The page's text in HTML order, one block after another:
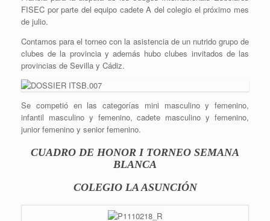
FISEC por parte del equipo cadete A del colegio el próximo mes
de julio.
Contamos para el torneo con la asistencia de un nutrido grupo de
clubes de la provincia y además hubo clubes invitados de las
provincias de Sevilla y Cádiz.
Se competió en las categorías mini masculino y femenino,
infantil masculino y femenino, cadete masculino y femenino,
junior femenino y senior femenino.
CUADRO DE HONOR I TORNEO SEMANA
BLANCA
COLEGIO LA ASUNCIÓN